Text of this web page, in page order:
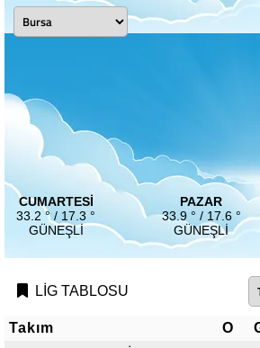
CUMARTESI
33.2 ° / 17.3 °
GÜNEŞLI
PAZAR
33.9 ° / 17.6 °
GÜNEŞLI
LİG TABLOSU
Takım O